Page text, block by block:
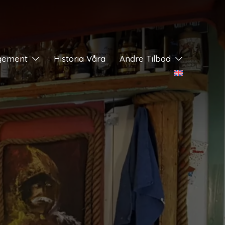
Historia Våra Andre Tilbod